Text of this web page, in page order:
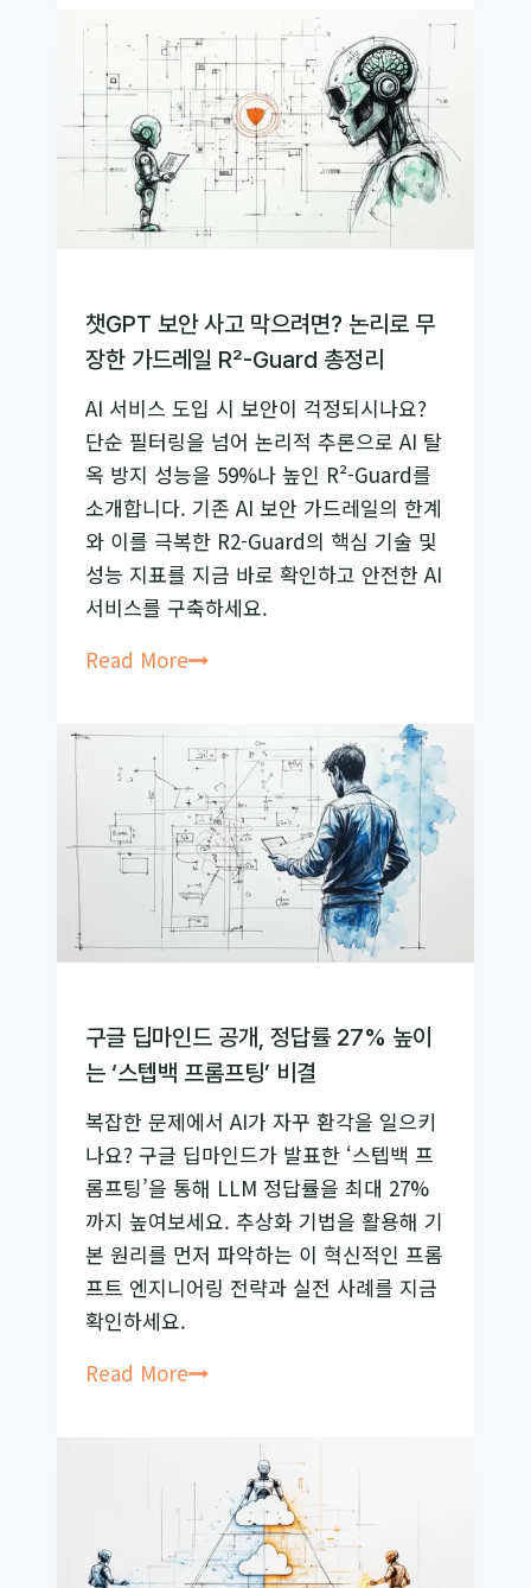
트
캔
버
스
가
드:
아
닌
‘설
계’로
AI
답
변
의
질
을
법
챗GPT 보안 사고 막으려면? 논리로 무
장한 가드레일 R²-Guard 총정리
AI 서비스 도입 시 보안이 걱정되시나요?
단순 필터링을 넘어 논리적 추론으로 AI 탈
옥 방지 성능을 59%나 높인 R²-Guard를
소개합니다. 기존 AI 보안 가드레일의 한계
와 이를 극복한 R2-Guard의 핵심 기술 및
성능 지표를 지금 바로 확인하고 안전한 AI
서비스를 구축하세요.
Read More챗
안
사
고
막
으
려
면?
리
로
무
장
한
가
드
레
일
구글 딥마인드 공개, 정답률 27% 높이
는 ‘스텝백 프롬프팅’ 비결
복잡한 문제에서 AI가 자꾸 환각을 일으키
나요? 구글 딥마인드가 발표한 ‘스텝백 프
롬프팅’을 통해 LLM 정답률을 최대 27%
까지 높여보세요. 추상화 기법을 활용해 기
본 원리를 먼저 파악하는 이 혁신적인 프롬
프트 엔지니어링 전략과 실전 사례를 지금
확인하세요.
Read More구
드
공